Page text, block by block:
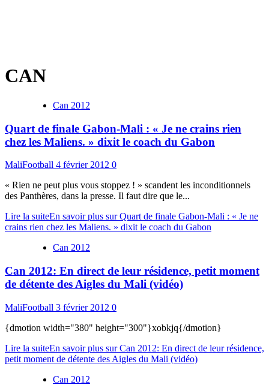
CAN
Can 2012
Quart de finale Gabon-Mali : « Je ne crains rien
chez les Maliens. » dixit le coach du Gabon
MaliFootball 4 février 2012 0
« Rien ne peut plus vous stoppez ! » scandent les inconditionnels
des Panthères, dans la presse. Il faut dire que le...
Lire la suiteEn savoir plus sur Quart de finale Gabon-Mali : « Je ne
crains rien chez les Maliens. » dixit le coach du Gabon
Can 2012
Can 2012: En direct de leur résidence, petit moment
de détente des Aigles du Mali (vidéo)
MaliFootball 3 février 2012 0
{dmotion width="380" height="300"}xobkjq{/dmotion}
Lire la suiteEn savoir plus sur Can 2012: En direct de leur résidence,
petit moment de détente des Aigles du Mali (vidéo)
Can 2012